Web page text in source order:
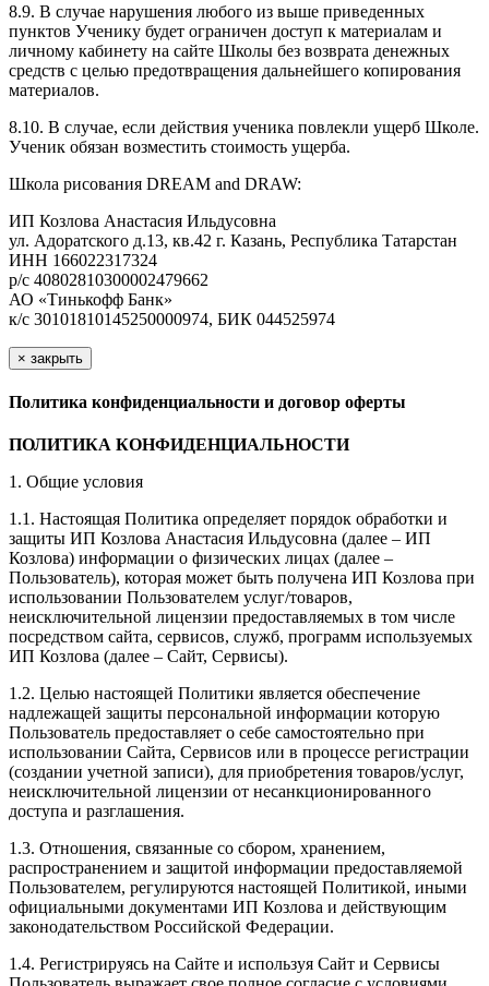
8.9. В случае нарушения любого из выше приведенных
пунктов Ученику будет ограничен доступ к материалам и
личному кабинету на сайте Школы без возврата денежных
средств с целью предотвращения дальнейшего копирования
материалов.
8.10. В случае, если действия ученика повлекли ущерб Школе.
Ученик обязан возместить стоимость ущерба.
Школа рисования DREAM and DRAW:
ИП Козлова Анастасия Ильдусовна
ул. Адоратского д.13, кв.42 г. Казань, Республика Татарстан
ИНН 166022317324
р/с 40802810300002479662
АО «Тинькофф Банк»
к/с 30101810145250000974, БИК 044525974
× закрыть
Политика конфиденциальности и договор оферты
ПОЛИТИКА КОНФИДЕНЦИАЛЬНОСТИ
1. Общие условия
1.1. Настоящая Политика определяет порядок обработки и
защиты ИП Козлова Анастасия Ильдусовна (далее – ИП
Козлова) информации о физических лицах (далее –
Пользователь), которая может быть получена ИП Козлова при
использовании Пользователем услуг/товаров,
неисключительной лицензии предоставляемых в том числе
посредством сайта, сервисов, служб, программ используемых
ИП Козлова (далее – Сайт, Сервисы).
1.2. Целью настоящей Политики является обеспечение
надлежащей защиты персональной информации которую
Пользователь предоставляет о себе самостоятельно при
использовании Сайта, Сервисов или в процессе регистрации
(создании учетной записи), для приобретения товаров/услуг,
неисключительной лицензии от несанкционированного
доступа и разглашения.
1.3. Отношения, связанные со сбором, хранением,
распространением и защитой информации предоставляемой
Пользователем, регулируются настоящей Политикой, иными
официальными документами ИП Козловa и действующим
законодательством Российской Федерации.
1.4. Регистрируясь на Сайте и используя Сайт и Сервисы